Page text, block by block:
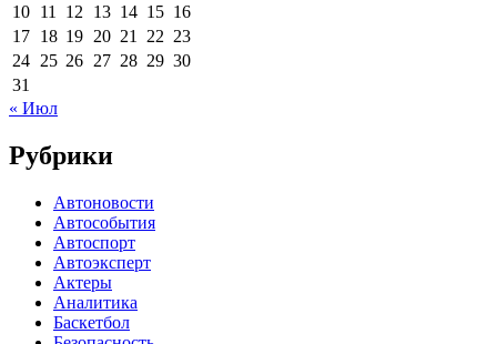
10 11 12 13 14 15 16
17 18 19 20 21 22 23
24 25 26 27 28 29 30
31
« Июл
Рубрики
Автоновости
Автособытия
Автоспорт
Автоэксперт
Актеры
Аналитика
Баскетбол